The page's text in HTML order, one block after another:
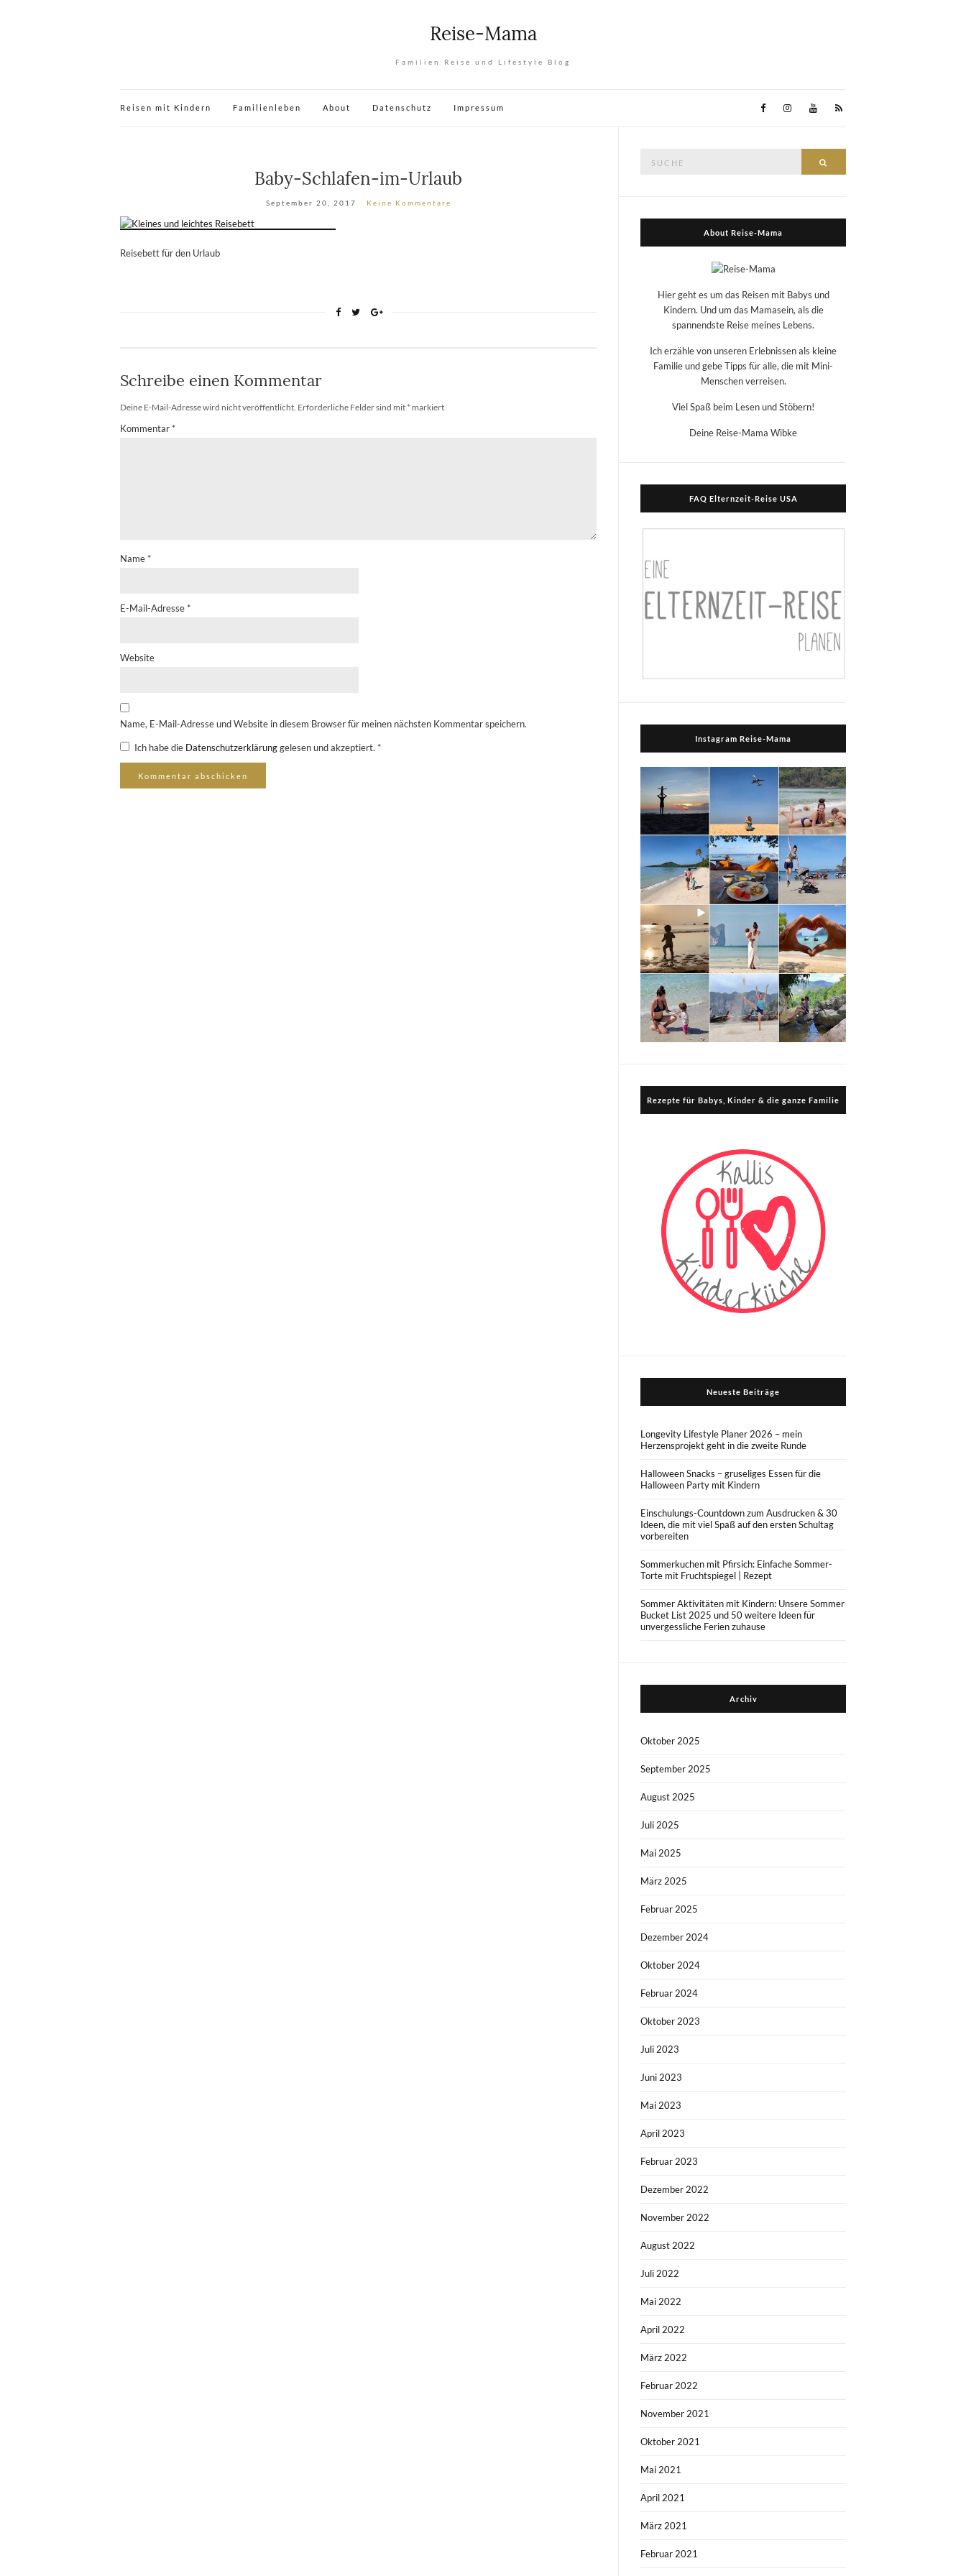
Reise-Mama
Familien Reise und Lifestyle Blog
Reisen mit Kindern Familienleben About Datenschutz Impressum
Baby-Schlafen-im-Urlaub
September 20, 2017 Keine Kommentare
Reisebett für den Urlaub
Schreibe einen Kommentar
Deine E-Mail-Adresse wird nicht veröffentlicht. Erforderliche Felder sind mit * markiert
Kommentar *
Name *
E-Mail-Adresse *
Website
Name, E-Mail-Adresse und Website in diesem Browser für meinen nächsten Kommentar speichern.
Ich habe die Datenschutzerklärunggelesen und akzeptiert. *
About Reise-Mama
Hier geht es um das Reisen mit Babys und
Kindern. Und um das Mamasein, als die
spannendste Reise meines Lebens.
Ich erzähle von unseren Erlebnissen als kleine
Familie und gebe Tipps für alle, die mit Mini-
Menschen verreisen.
Viel Spaß beim Lesen und Stöbern!
Deine Reise-Mama Wibke
FAQ Elternzeit-Reise USA
Instagram Reise-Mama
Rezepte für Babys, Kinder & die ganze Familie
Neueste Beiträge
Longevity Lifestyle Planer 2026 – mein
Herzensprojekt geht in die zweite Runde
Halloween Snacks – gruseliges Essen für die
Halloween Party mit Kindern
Einschulungs-Countdown zum Ausdrucken & 30
Ideen, die mit viel Spaß auf den ersten Schultag
vorbereiten
Sommerkuchen mit Pfirsich: Einfache Sommer-
Torte mit Fruchtspiegel | Rezept
Sommer Aktivitäten mit Kindern: Unsere Sommer
Bucket List 2025 und 50 weitere Ideen für
unvergessliche Ferien zuhause
Archiv
Oktober 2025
September 2025
August 2025
Juli 2025
Mai 2025
März 2025
Februar 2025
Dezember 2024
Oktober 2024
Februar 2024
Oktober 2023
Juli 2023
Juni 2023
Mai 2023
April 2023
Februar 2023
Dezember 2022
November 2022
August 2022
Juli 2022
Mai 2022
April 2022
März 2022
Februar 2022
November 2021
Oktober 2021
Mai 2021
April 2021
März 2021
Februar 2021